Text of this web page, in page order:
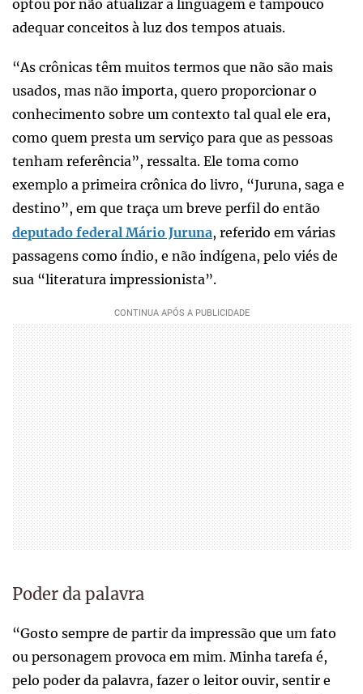
optou por não atualizar a linguagem e tampouco
adequar conceitos à luz dos tempos atuais.
“As crônicas têm muitos termos que não são mais
usados, mas não importa, quero proporcionar o
conhecimento sobre um contexto tal qual ele era,
como quem presta um serviço para que as pessoas
tenham referência”, ressalta. Ele toma como
exemplo a primeira crônica do livro, “Juruna, saga e
destino”, em que traça um breve perfil do então
deputado federal Mário Juruna, referido em várias
passagens como índio, e não indígena, pelo viés de
sua “literatura impressionista”.
Poder da palavra
“Gosto sempre de partir da impressão que um fato
ou personagem provoca em mim. Minha tarefa é,
pelo poder da palavra, fazer o leitor ouvir, sentir e